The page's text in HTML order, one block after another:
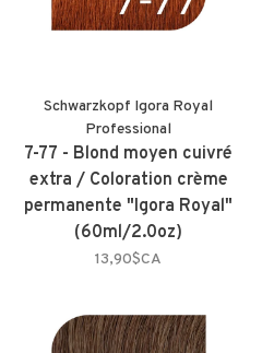
Schwarzkopf Igora Royal
Professional
7-77 - Blond moyen cuivré
extra / Coloration crème
permanente "Igora Royal"
(60ml/2.0oz)
13,90$CA